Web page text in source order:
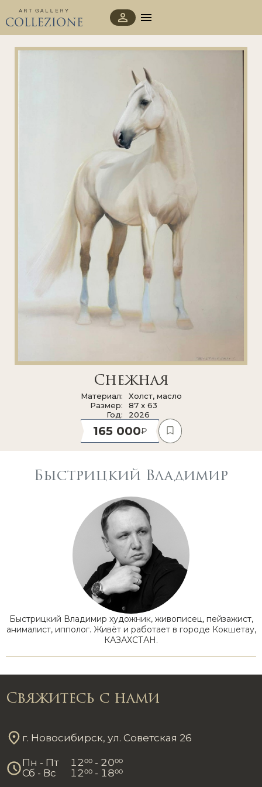
Снежная
Материал
Холст, масло
Размер
87 x 63
Год
2026
165 000
Быстрицкий Владимир
Быстрицкий Владимир художник, живописец, пейзажист,
анималист, ипполог. Живёт и работает в городе Кокшетау,
КАЗАХСТАН.
Свяжитесь с нами
г. Новосибирск, ул. Советская 26
Пн - Пт 1200 - 2000
Сб - Вс
1200 - 1800